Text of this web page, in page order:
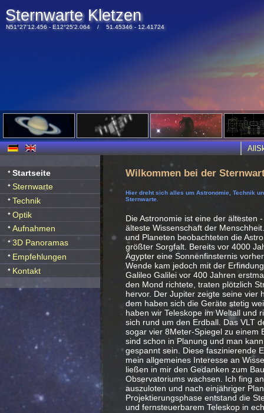
Sternwarte Kletzen
N51°27'12.456 - E12°25'2.064 / 51.45346 - 12.41724
Startseite
Sternwarte
Technik
Optik
Aufnahmen
3D Panoramas
Empfehlungen
Kontakt
Wilkommen bei der
Hier dreht sich alles um Astronomie, Technik
Sternwarte.
Die Astronomie ist eine der ältesten
älteste Wissenschaft der
und Planeten beobachteten die
größter Sorgfalt. Bereits vor 4000
Ägypter eine Sonnenfinsternis
Wende kam jedoch mit der
Galileo Galilei vor 400 Jahren
den Mond richtete, traten plötzlich
hervor. Der Jupiter zeigte seine vier
dem haben sich die Geräte stetig
haben wir Teleskope im Weltall und
sich rund um den Erdball. Das VLT
sogar vier 8Meter-Spiegel zu einem
sind schon in Planung und man
gespannt sein. Diese faszinierende
mein allgemeines Interesse an
ließen in mir den Gedanken zum
Observatoriums wachsen. Ich fing
auszuloten und nach einjähriger
Projektierungsphase entstand die
und fernsteuerbarem Teleskop in